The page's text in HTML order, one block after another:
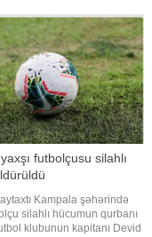
Zeynəblə bağl
futbolçusu silahlı
Kampala şəhərində
silahlı hücumun qurbanı
klubunun kapitanı Devid